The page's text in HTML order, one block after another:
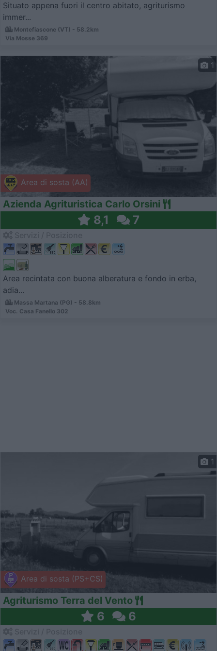
Situato appena fuori il centro abitato, agriturismo
immer...
Montefiascone (VT) - 58.2km
Via Mosse 369
Area di sosta (AA)
1
Azienda Agrituristica Carlo Orsini
8,1 7
Area recintata con buona alberatura e fondo in erba,
adia...
Massa Martana (PG) - 58.8km
Voc. Casa Fanello 302
Area di sosta (PS+CS)
1
Agriturismo Terra del Vento
6 6